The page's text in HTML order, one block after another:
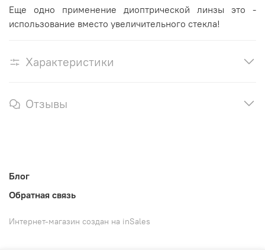
Еще одно применение диоптрической линзы это -
использование вместо увеличительного стекла!
Характеристики
Отзывы
Блог
Обратная связь
Интернет-магазин создан на inSales